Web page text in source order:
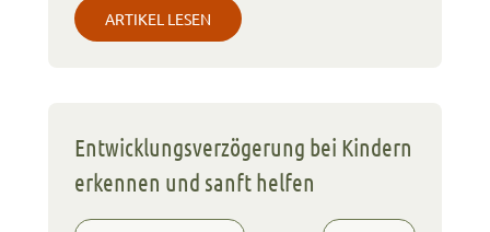
ARTIKEL LESEN
Entwicklungsverzögerung bei Kindern
erkennen und sanft helfen